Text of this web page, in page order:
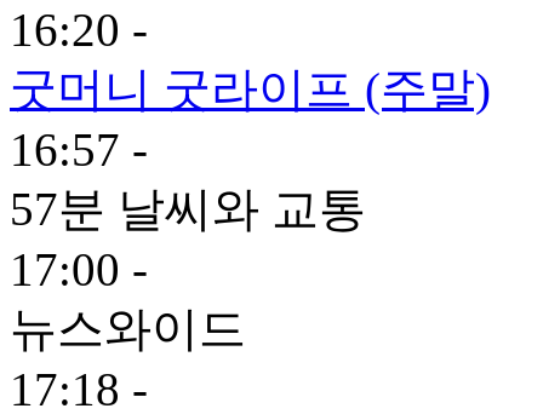
16:20 -
굿머니 굿라이프 (주말)
16:57 -
57분 날씨와 교통
17:00 -
뉴스와이드
17:18 -